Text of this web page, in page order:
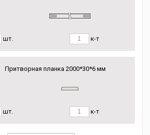
шт. к-т
Притворная планка 2000*30*6 мм
шт. к-т